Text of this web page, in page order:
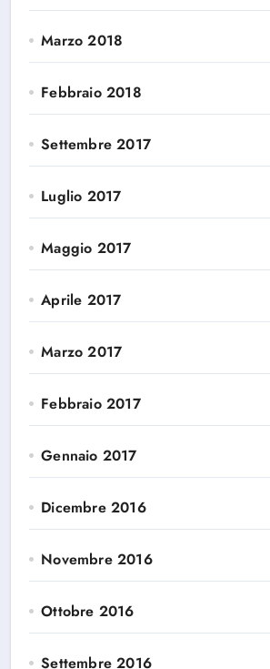
Marzo 2018
Febbraio 2018
Settembre 2017
Luglio 2017
Maggio 2017
Aprile 2017
Marzo 2017
Febbraio 2017
Gennaio 2017
Dicembre 2016
Novembre 2016
Ottobre 2016
Settembre 2016